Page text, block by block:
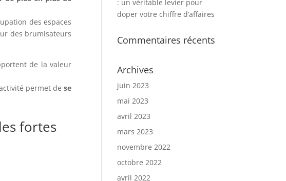
des espaces
des brumisateurs
de la valeur
permet dese
fortes
: un véritable levier pour
doper votre chiffre d’affaires
Commentaires récents
Archives
juin 2023
mai 2023
avril 2023
mars 2023
novembre 2022
octobre 2022
avril 2022